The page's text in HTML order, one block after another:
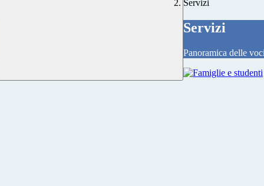
Servizi
Servizi
Panoramica delle